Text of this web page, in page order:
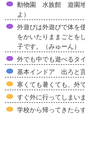
動物園 水族館 遊園地
よ）
外遊びは外遊びで体を
をかいたりままごとを
子です。（みゅーん）
外でも中でも遊べるタ
基本インドア 出ろと言
寒くても暑くても、外
すぐ外に行ってしまい
学校から帰ってきたら